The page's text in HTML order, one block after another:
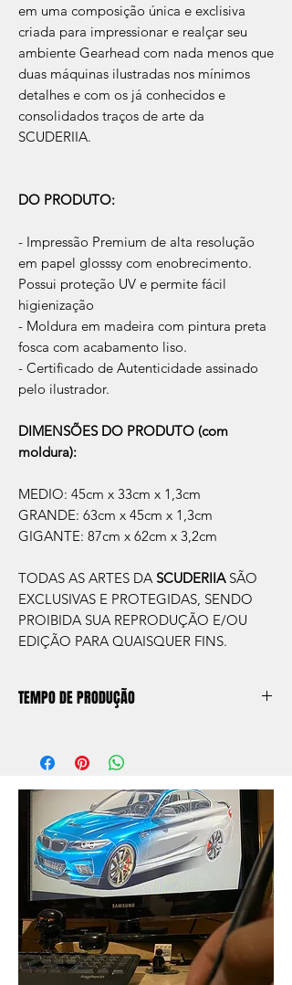
em uma composição única e exclisiva
criada para impressionar e realçar seu
ambiente Gearhead com nada menos que
duas máquinas ilustradas nos mínimos
detalhes e com os já conhecidos e
consolidados traços de arte da
SCUDERIIA.
DO PRODUTO:
- Impressão Premium de alta resolução
em papel glosssy com enobrecimento.
Possui proteção UV e permite fácil
higienização
- Moldura em madeira com pintura preta
fosca com acabamento liso.
- Certificado de Autenticidade assinado
pelo ilustrador.
DIMENSÕES DO PRODUTO (com
moldura):
MEDIO: 45cm x 33cm x 1,3cm
GRANDE: 63cm x 45cm x 1,3cm
GIGANTE: 87cm x 62cm x 3,2cm
TODAS AS ARTES DA SCUDERIIA SÃO
EXCLUSIVAS E PROTEGIDAS, SENDO
PROIBIDA SUA REPRODUÇÃO E/OU
EDIÇÃO PARA QUAISQUER FINS.
TEMPO DE PRODUÇÃO
aprox. 5 dias úteis, após a confirmação de
compra.
Após a produçao, seguimos com o envio
no endereço que nos for informado na
compra ou disponibilizaremos para retirada
caso seja sua opção de compra.